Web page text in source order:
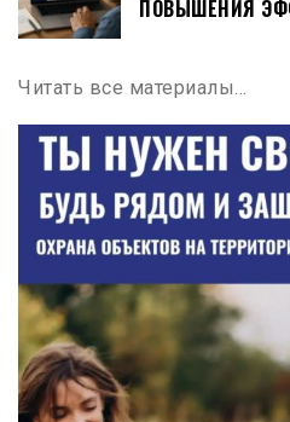
ПОВЫШЕНИЯ
Читать все материалы…